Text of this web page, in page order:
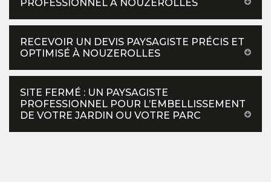
PROFESSIONNEL À NOUZEROLLES
RECEVOIR UN DEVIS PAYSAGISTE PRÉCIS ET
OPTIMISÉ À NOUZEROLLES
SITE FERMÉ : UN PAYSAGISTE
PROFESSIONNEL POUR L’EMBELLISSEMENT
DE VOTRE JARDIN OU VOTRE PARC